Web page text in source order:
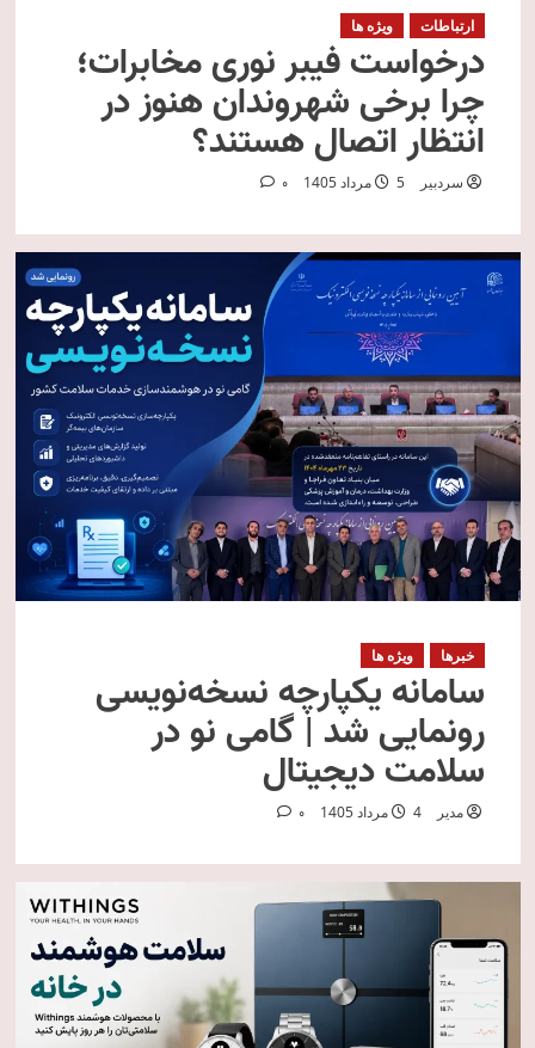
ارتباطات ویژه ها
درخواست فیبر نوری مخابرات؛
چرا برخی شهروندان هنوز در
انتظار اتصال هستند؟
سردبیر 5 مرداد 1405 0
خبرها ویژه ها
سامانه یکپارچه نسخه‌نویسی
رونمایی شد | گامی نو در
سلامت دیجیتال
مدیر 4 مرداد 1405 0